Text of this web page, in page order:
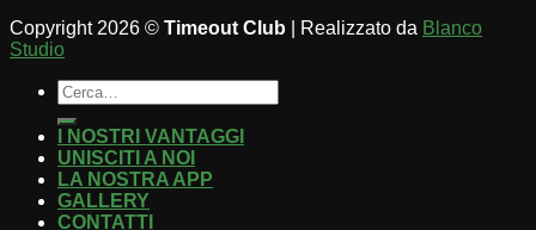
Copyright 2026 © Timeout Club | Realizzato da Blanco
Studio
I NOSTRI VANTAGGI
UNISCITI A NOI
LA NOSTRA APP
GALLERY
CONTATTI